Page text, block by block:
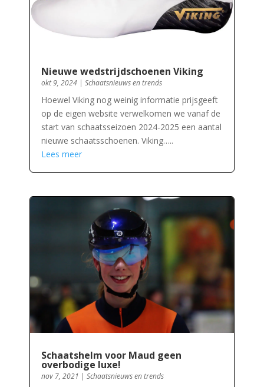
Nieuwe wedstrijdschoenen Viking
okt 9, 2024| Schaatsnieuws en trends
Hoewel Viking nog weinig informatie prijsgeeft
op de eigen website verwelkomen we vanaf de
start van schaatsseizoen 2024-2025 een aantal
nieuwe schaatsschoenen. Viking…..
Lees meer
Schaatshelm voor Maud geen
overbodige luxe!
nov 7, 2021 | Schaatsnieuws en trends